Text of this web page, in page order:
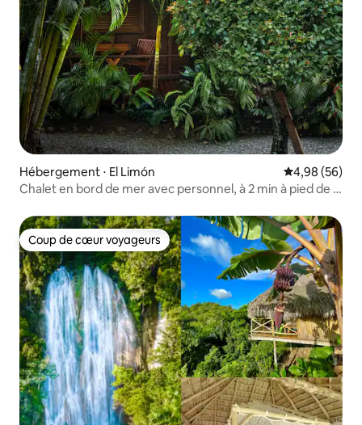
Hébergement ⋅ El Limón Évaluation
4,98 (56)
Chalet en bord de mer avec personnel, à 2 min à pied de la
Coup de cœur voyageurs
Coup de cœur voyageurs